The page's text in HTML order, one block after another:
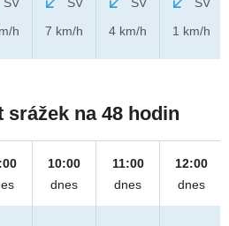
h
7 km/h
4 km/h
1 km/h
na 48 hodin
10:00
dnes
11:00
dnes
12:00
dnes